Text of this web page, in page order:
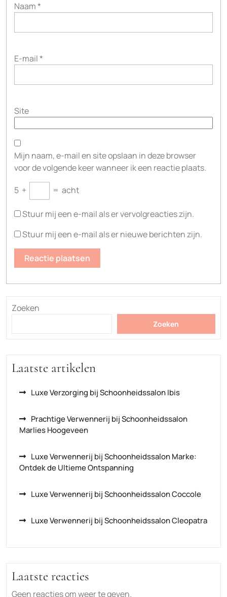
Naam*
E-mail*
Site
Mijn naam, e-mail en site opslaan in deze browser
voor de volgende keer wanneer ik een reactie plaats.
5 + = acht
Stuur mij een e-mail als er vervolgreacties zijn.
Stuur mij een e-mail als er nieuwe berichten zijn.
Zoeken
Zoeken
Laatste artikelen
Luxe Verzorging bij Schoonheidssalon Ibis
Prachtige Verwennerij bij Schoonheidssalon
Marlies Hoogeveen
Luxe Verwennerij bij Schoonheidssalon Marke:
Ontdek de Ultieme Ontspanning
Luxe Verwennerij bij Schoonheidssalon Coccole
Luxe Verwennerij bij Schoonheidssalon Cleopatra
Laatste reacties
Geen reacties om weer te geven.